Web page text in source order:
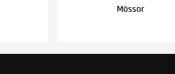
Mössor